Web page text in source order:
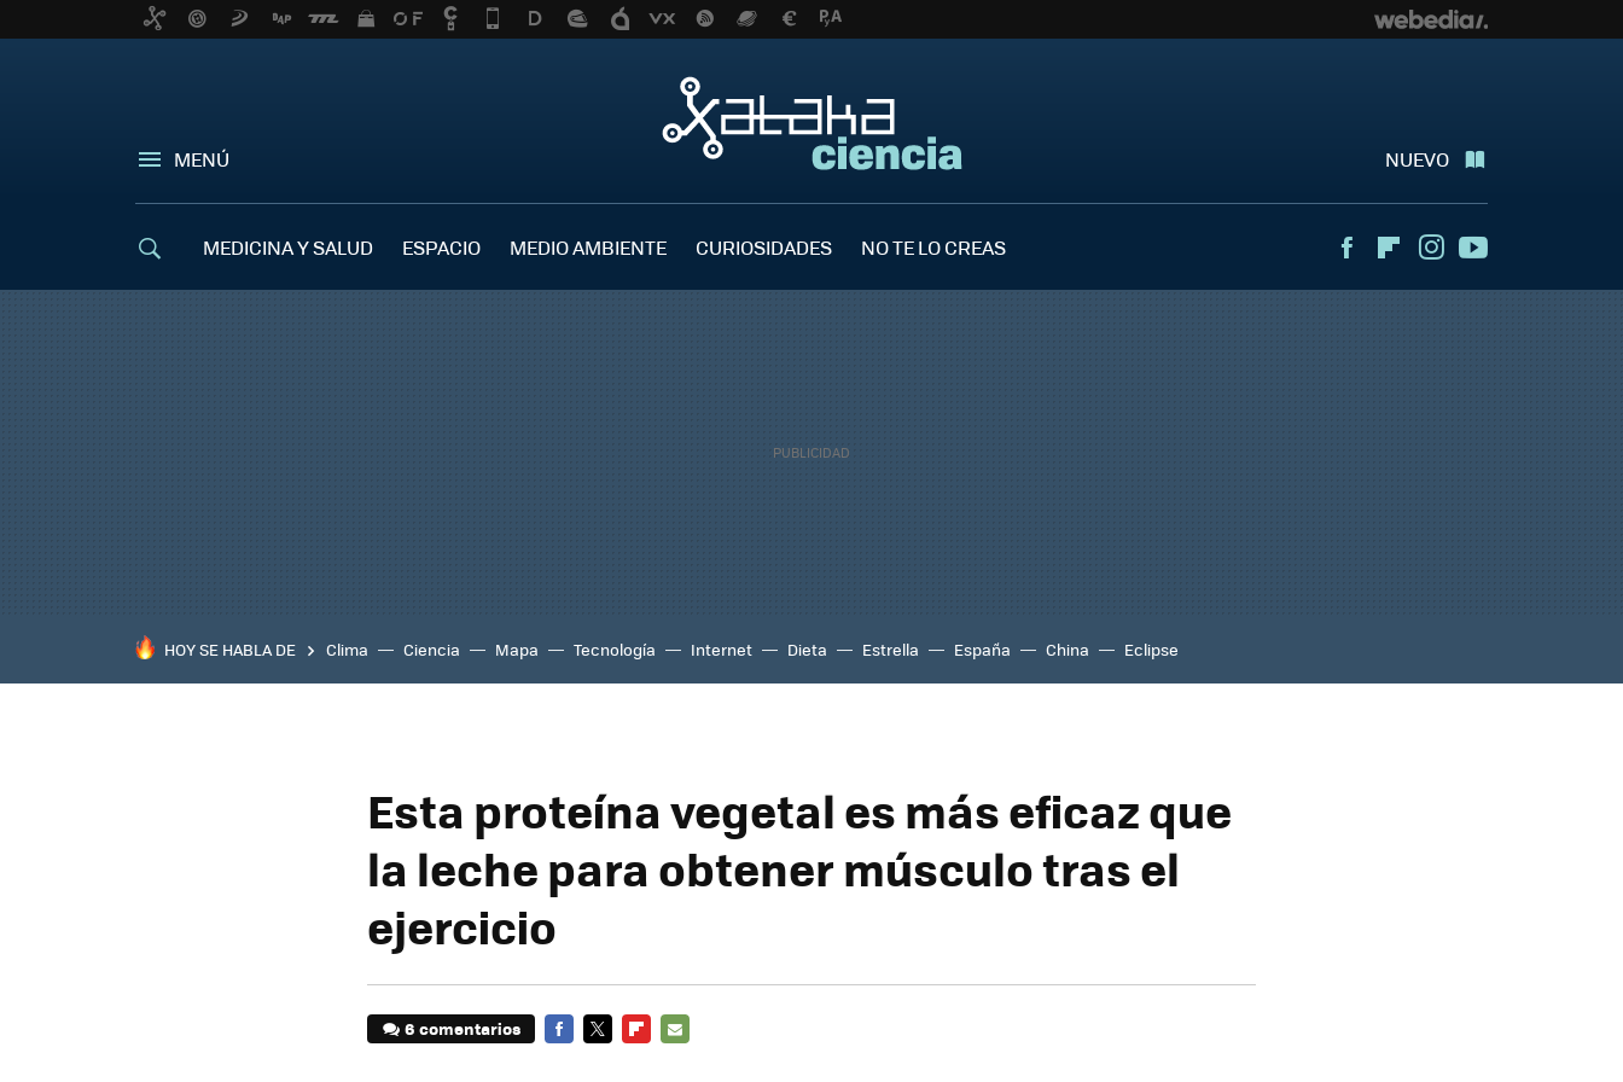
MENÚ NUEVO
MEDICINA Y SALUD ESPACIO MEDIO AMBIENTE CURIOSIDADES NO TE LO CREAS FacebookFlipboardInstagram
HOY SE HABLA DE Clima Ciencia Mapa Tecnología Internet Dieta Estrella España China Eclipse
Esta proteína vegetal es más eficaz que
la leche para obtener músculo tras el
ejercicio
6 comentarios